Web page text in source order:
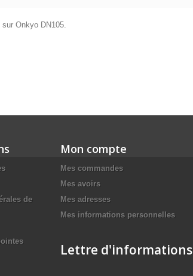
Onkyo DN105.
de
Mon compte
Mes commandes
Mes avoirs
Mes adresses
Mes informations personnelles
Lettre d'informations